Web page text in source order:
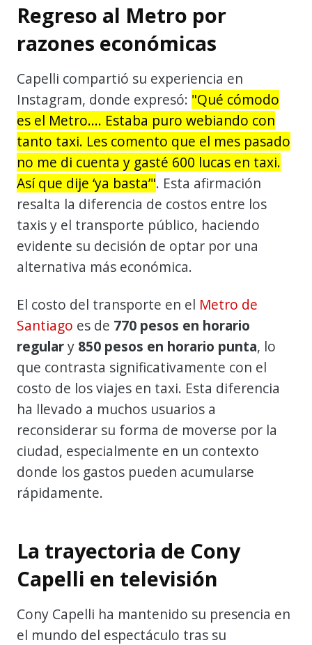
Regreso al Metro por
razones económicas
Capelli compartió su experiencia en
Instagram, donde expresó: "Qué cómodo
es el Metro.... Estaba puro webiando con
tanto taxi. Les comento que el mes pasado
no me di cuenta y gasté 600 lucas en taxi.
Así que dije ‘ya basta’". Esta afirmación
resalta la diferencia de costos entre los
taxis y el transporte público, haciendo
evidente su decisión de optar por una
alternativa más económica.
El costo del transporte en el Metro de
Santiago es de 770 pesos en horario
regulary 850 pesos en horario punta, lo
que contrasta significativamente con el
costo de los viajes en taxi. Esta diferencia
ha llevado a muchos usuarios a
reconsiderar su forma de moverse por la
ciudad, especialmente en un contexto
donde los gastos pueden acumularse
rápidamente.
La trayectoria de Cony
Capelli en televisión
Cony Capelli ha mantenido su presencia en
el mundo del espectáculo tras su